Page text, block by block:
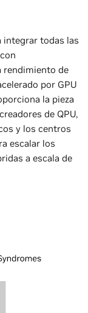
integrar todas las
rendimiento de
por GPU
la pieza
de QPU,
y los centros
escalar los
a escala de